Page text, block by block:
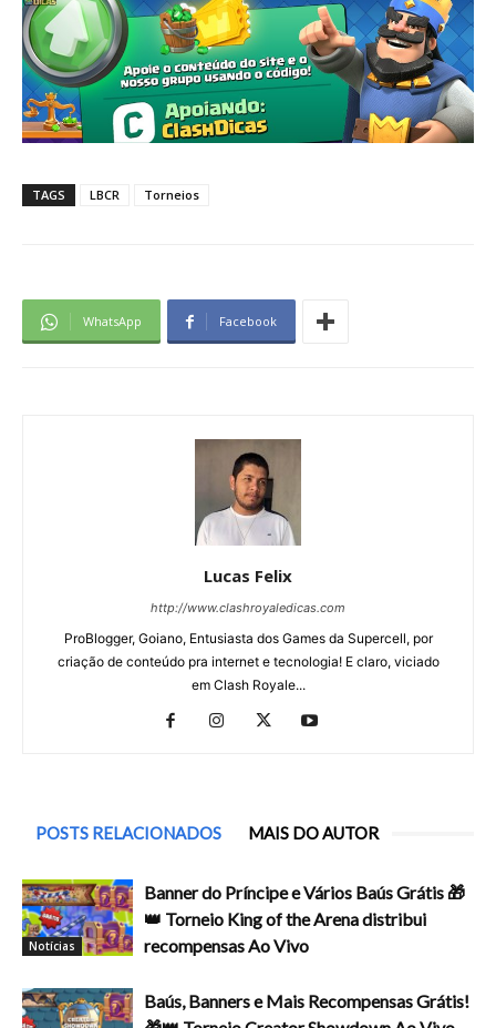
TAGS LBCR Torneios
WhatsApp Facebook
Lucas Felix
http://www.clashroyaledicas.com
ProBlogger, Goiano, Entusiasta dos Games da Supercell, por
criação de conteúdo pra internet e tecnologia! E claro, viciado
em Clash Royale...
POSTS RELACIONADOS MAIS DO AUTOR
Notícias
Banner do Príncipe e Vários Baús Grátis 🎁
👑 Torneio King of the Arena distribui
recompensas Ao Vivo
Baús, Banners e Mais Recompensas Grátis!